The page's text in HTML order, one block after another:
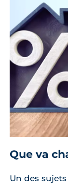
Que va
Un des